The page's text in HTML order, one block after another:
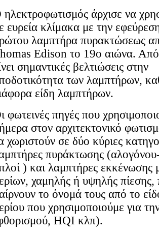
άρχισε να
ευρεία κλίμακα με την
λαμπτήρα πυρακτώσεως
Edison το 19ο αιώνα. Από
σημαντικές βελτιώσεις στην
των λαμπτήρων,
είδη λαμπτήρων.
φωτεινές πηγές που
στον αρχιτεκτονικό
χωριστούν σε δύο κύριες
πυράκτωσης
) και λαμπτήρες εκκένωσης
χαμηλής ή υψηλής πίεσης,
το όνομά τους από το
που χρησιμοποιούμε για
HQI κλπ).